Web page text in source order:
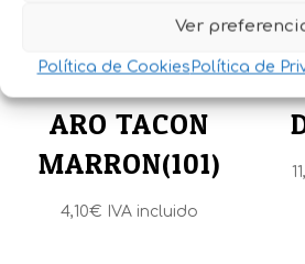
Ver
Política de Cookies Política de
MONEDERO
ARO TACON
MARRON(101)
4,10€ IVA incluido